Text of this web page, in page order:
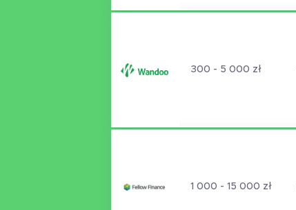
300 - 5 000 zł
1 000 - 15 000 zł